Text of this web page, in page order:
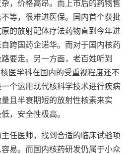
，价格高昂。而上市后的药物售
等，很难进医保。国内首个获批
的放射配体疗法药物直到今年进
跨国药企诺华。而对于国内核药
要走。另一方面，老百姓听到
医学科在国内的受重视程度还不
个运用现代核科学技术进行疾病
且半衰期短的放射性核素来实
，安全性极高。
任医师，找到合适的临床试验项
易。而国内核药研发仍属于小众